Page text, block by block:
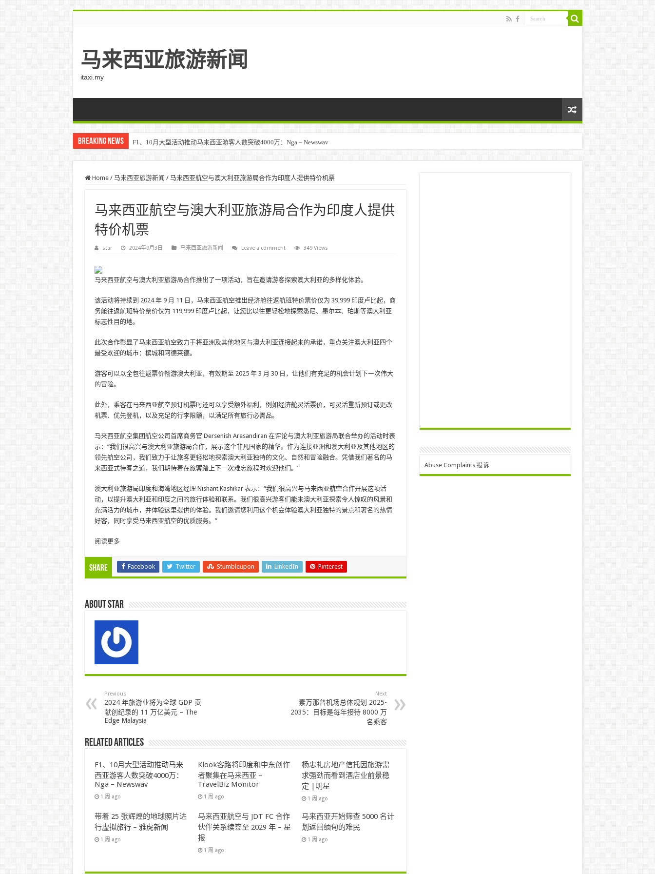
马来西亚旅游新闻
itaxi.my
Breaking News F1、10月大型活动推动马来西亚游客人数突破4000万：Nga – Newswav
Home / 马来西亚旅游新闻 / 马来西亚航空与澳大利亚旅游局合作为印度人提供特价机票
马来西亚航空与澳大利亚旅游局合作为印度人提供
特价机票
star 2024年9月3日 马来西亚旅游新闻 Leave a comment 349 Views
马来西亚航空与澳大利亚旅游局合作推出了一项活动，旨在邀请游客探索澳大利亚的多样化体验。
该活动将持续到 2024 年 9 月 11 日，马来西亚航空推出经济舱往返航班特价票价仅为 39,999 印度卢比起，商
务舱往返航班特价票价仅为 119,999 印度卢比起，让您比以往更轻松地探索悉尼、墨尔本、珀斯等澳大利亚
标志性目的地。
此次合作彰显了马来西亚航空致力于将亚洲及其他地区与澳大利亚连接起来的承诺，重点关注澳大利亚四个
最受欢迎的城市：槟城和阿德莱德。
游客可以以全包往返票价畅游澳大利亚，有效期至 2025 年 3 月 30 日，让他们有充足的机会计划下一次伟大
的冒险。
此外，乘客在马来西亚航空预订机票时还可以享受额外福利，例如经济舱灵活票价，可灵活重新预订或更改
机票、优先登机，以及充足的行李限额，以满足所有旅行必需品。
马来西亚航空集团航空公司首席商务官 Dersenish Aresandiran 在评论与澳大利亚旅游局联合举办的活动时表
示：“我们很高兴与澳大利亚旅游局合作，展示这个非凡国家的精华。作为连接亚洲和澳大利亚及其他地区的
领先航空公司，我们致力于让旅客更轻松地探索澳大利亚独特的文化、自然和冒险融合。凭借我们著名的马
来西亚式待客之道，我们期待着在旅客踏上下一次难忘旅程时欢迎他们。”
澳大利亚旅游局印度和海湾地区经理 Nishant Kashikar 表示：“我们很高兴与马来西亚航空合作开展这项活
动，以提升澳大利亚和印度之间的旅行体验和联系。我们很高兴游客们能来澳大利亚探索令人惊叹的风景和
充满活力的城市，并体验这里提供的体验。我们邀请您利用这个机会体验澳大利亚独特的景点和著名的热情
好客，同时享受马来西亚航空的优质服务。”
阅读更多
Share Facebook Twitter Stumbleupon LinkedIn Pinterest
About star
Previous
2024 年旅游业将为全球 GDP 贡
献创纪录的 11 万亿美元 – The
Edge Malaysia
Next
素万那普机场总体规划 2025-
2035：目标是每年接待 8000 万
名乘客
Related Articles
F1、10月大型活动推动马来
西亚游客人数突破4000万：
Nga – Newswav
1 周 ago
Klook客路将印度和中东创作
者聚集在马来西亚 –
TravelBiz Monitor
1 周 ago
杨忠礼房地产信托因旅游需
求强劲而看到酒店业前景稳
定 |明星
1 周 ago
带着 25 张辉煌的地球照片进
行虚拟旅行 – 雅虎新闻
1 周 ago
马来西亚航空与 JDT FC 合作
伙伴关系续签至 2029 年 – 星
报
1 周 ago
马来西亚开始筛查 5000 名计
划返回缅甸的难民
1 周 ago
Abuse Complaints 投诉